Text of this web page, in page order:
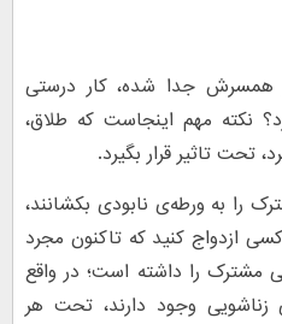
همسرش جدا شده، کار درستی
نکته مهم اینجاست که طلاق،
تحت تاثیر قرار بگیرد.
را به ورطه‌‌ی نابودی بکشانند،
ازدواج کنید که تاکنون مجرد
مشترک را داشته است؛ در واقع
وجود دارند، تحت هر